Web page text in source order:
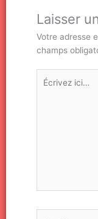
Laisser
Votre adresse
champs
Écrivez
ici…